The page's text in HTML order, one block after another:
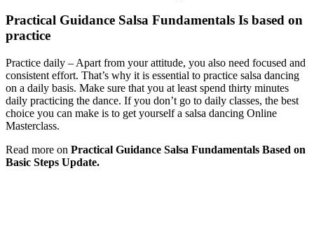
Practical Guidance Salsa Fundamentals Is based on
practice
Practice daily – Apart from your attitude, you also need focused and
consistent effort. That’s why it is essential to practice salsa dancing
on a daily basis. Make sure that you at least spend thirty minutes
daily practicing the dance. If you don’t go to daily classes, the best
choice you can make is to get yourself a salsa dancing Online
Masterclass.
Read more on Practical Guidance Salsa Fundamentals Based on
Basic Steps Update.